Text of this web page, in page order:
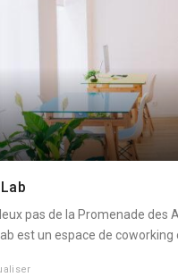
pas de la Promenade des
est un espace de coworking